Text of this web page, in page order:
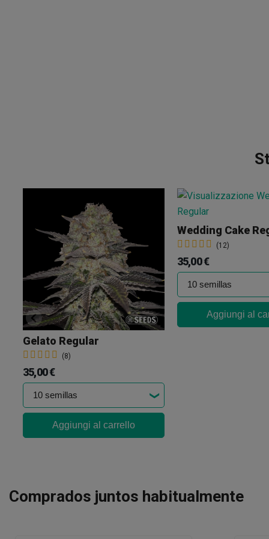
Gelato Regular
(8)
35,00 €
Aggiungi al carrello
Wedding Cake
(12)
35,00 €
Aggiungi al
Comprados juntos habitualmente